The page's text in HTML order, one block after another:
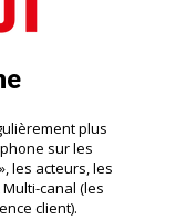
plus
sur les
les acteurs, les
canal (les
client).